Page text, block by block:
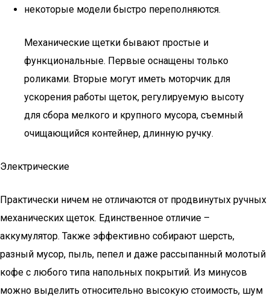
некоторые модели быстро переполняются.
Механические щетки бывают простые и
функциональные. Первые оснащены только
роликами. Вторые могут иметь моторчик для
ускорения работы щеток, регулируемую высоту
для сбора мелкого и крупного мусора, съемный
очищающийся контейнер, длинную ручку.
Электрические
Практически ничем не отличаются от продвинутых ручных
механических щеток. Единственное отличие –
аккумулятор. Также эффективно собирают шерсть,
разный мусор, пыль, пепел и даже рассыпанный молотый
кофе с любого типа напольных покрытий. Из минусов
можно выделить относительно высокую стоимость, шум